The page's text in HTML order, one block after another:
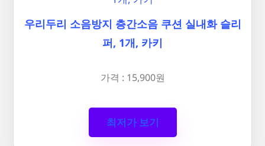
우리두리 소음방지 층간소음 쿠션 실내화 슬리
퍼, 1개, 카키
가격 : 15,900원
최저가 보기